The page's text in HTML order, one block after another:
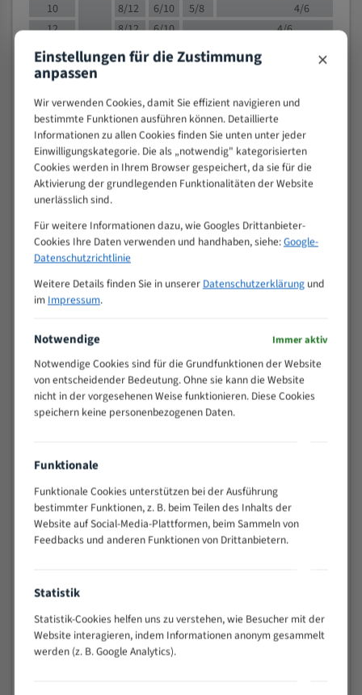
10
8/12 6/10 5/8
4/6
12
8/12 6/10
4/6
15
8/12 6/10
4/5
20
50
4/5
80
> 100
VOLLMATERIAL
M (mm)
Zoll (ZpZ))
>
25
10/14
15 - 40
8/12
25 - 50
50 - 120
80 - 180
3/4
130 -
350
2/3
150 -
600
> 500
0,75/1,25
Vorteile:
Vielseitiges Bandsägeblatt für verschiedenste
Widerstandsfähig gegen Zahnbruch auch bei
wechselnde Verbindungslängen)
Sehr geringe Vibration
Einstellungen für die Zustimmung
anpassen ×
Wir verwenden Cookies, damit Sie effizient navigieren und
bestimmte Funktionen ausführen können. Detaillierte
Informationen zu allen Cookies finden Sie unten unter jeder
Einwilligungskategorie. Die als „notwendig" kategorisierten
Cookies werden in Ihrem Browser gespeichert, da sie für die
Aktivierung der grundlegenden Funktionalitäten der Website
unerlässlich sind.
Für weitere Informationen dazu, wie Googles Drittanbieter-
Cookies Ihre Daten verwenden und handhaben, siehe:Google-
Datenschutzrichtlinie
Weitere Details finden Sie in unserer Datenschutzerklärungund
im Impressum.
Notwendige Immer aktiv
Notwendige Cookies sind für die Grundfunktionen der Website
von entscheidender Bedeutung. Ohne sie kann die Website
nicht in der vorgesehenen Weise funktionieren. Diese Cookies
speichern keine personenbezogenen Daten.
Funktionale
Funktionale Cookies unterstützen bei der Ausführung
bestimmter Funktionen, z. B. beim Teilen des Inhalts der
Website auf Social-Media-Plattformen, beim Sammeln von
Feedbacks und anderen Funktionen von Drittanbietern.
Statistik
Statistik-Cookies helfen uns zu verstehen, wie Besucher mit der
Website interagieren, indem Informationen anonym gesammelt
werden (z. B. Google Analytics).